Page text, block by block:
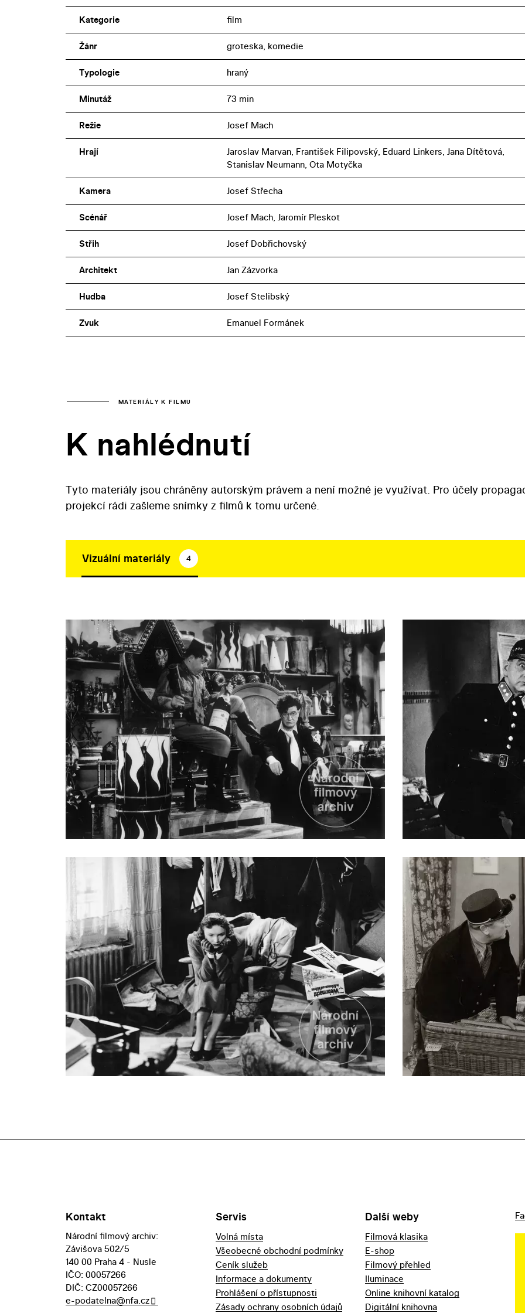
Kategorie film
Žánr groteska, komedie
Typologie hraný
Minutáž 73 min
Režie Josef Mach
Hrají
Jaroslav Marvan, František Filipovský, Eduard Linkers, Jana Dítětová,
Stanislav Neumann, Ota Motyčka
Kamera Josef Střecha
Scénář Josef Mach, Jaromír Pleskot
Střih Josef Dobřichovský
Architekt Jan Zázvorka
Hudba Josef Stelibský
Zvuk Emanuel Formánek
MATERIÁLY K FILMU
K nahlédnutí
Tyto materiály jsou chráněny autorským právem a není možné je využívat. Pro účely
projekcí rádi zašleme snímky z filmů k tomu určené.
Vizuální materiály 4
Kontakt
Národní filmový archiv:
Závišova 502/5
140 00 Praha 4 - Nusle
IČO: 00057266
DIČ: CZ00057266
e-podatelna@nfa.cz
Servis
Volná místa
Všeobecné obchodní podmínky
Ceník služeb
Informace a dokumenty
Prohlášení o přístupnosti
Zásady ochrany osobních údajů
Další weby
Filmová klasika
E-shop
Filmový přehled
Iluminace
Online knihovní katalog
Digitální knihovna